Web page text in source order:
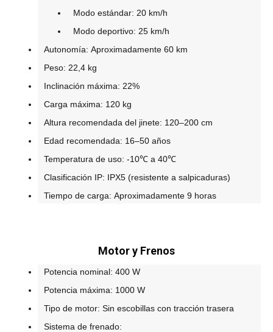
Modo estándar: 20 km/h
Modo deportivo: 25 km/h
Autonomía: Aproximadamente 60 km
Peso: 22,4 kg
Inclinación máxima: 22%
Carga máxima: 120 kg
Altura recomendada del jinete: 120–200 cm
Edad recomendada: 16–50 años
Temperatura de uso: -10℃ a 40℃
Clasificación IP: IPX5 (resistente a salpicaduras)
Tiempo de carga: Aproximadamente 9 horas
Motor y Frenos
Potencia nominal: 400 W
Potencia máxima: 1000 W
Tipo de motor: Sin escobillas con tracción trasera
Sistema de frenado: